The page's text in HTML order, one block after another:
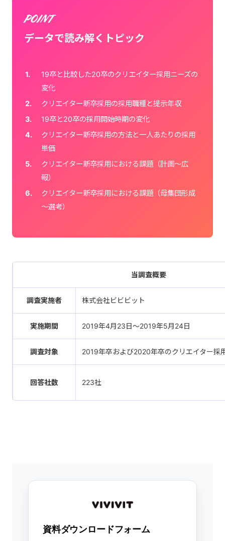
データで読み解くトピック
19卒と比較した20卒のクリエイター採用ニーズの
変化
クリエイター新卒採用の採用職種と提示年収
19卒と20卒の採用開始時期の変化
クリエイター新卒採用の方法と一人あたりの採用
単価
クリエイター新卒採用における課題（計画～広
報）
クリエイター新卒採用における課題（母集団形成
～選考）
当調査概要
調査実施者 株式会社ビビビット
実施期間 2019年4月23日～2019年5月24日
調査対象 2019年卒および2020年卒のクリエイター採
回答社数 223社